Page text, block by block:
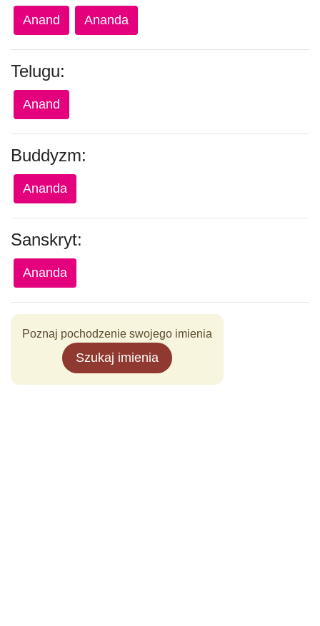
Anand Ananda
Telugu:
Anand
Buddyzm:
Ananda
Sanskryt:
Ananda
Poznaj pochodzenie swojego imienia
Szukaj imienia